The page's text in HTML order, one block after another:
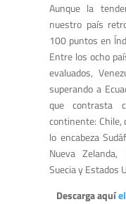
Aunque la
nuestro país
100 puntos en
Entre los ocho
evaluados,
superando a
que contrasta
continente: Chile,
lo encabeza
Nueva Zelanda,
Suecia y Estados
Descarga aquí